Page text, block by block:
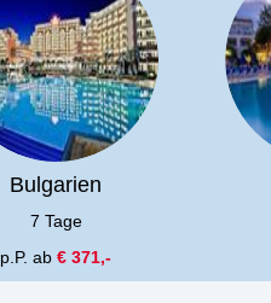
Bulgarien
7 Tage
p.P. ab € 371,-